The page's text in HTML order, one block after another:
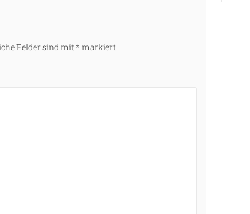
Felder sind mit * markiert